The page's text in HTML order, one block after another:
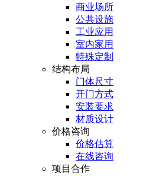
商业场所
公共设施
工业应用
室内家用
特殊定制
结构布局
门体尺寸
开门方式
安装要求
材质设计
价格咨询
价格估算
在线咨询
项目合作